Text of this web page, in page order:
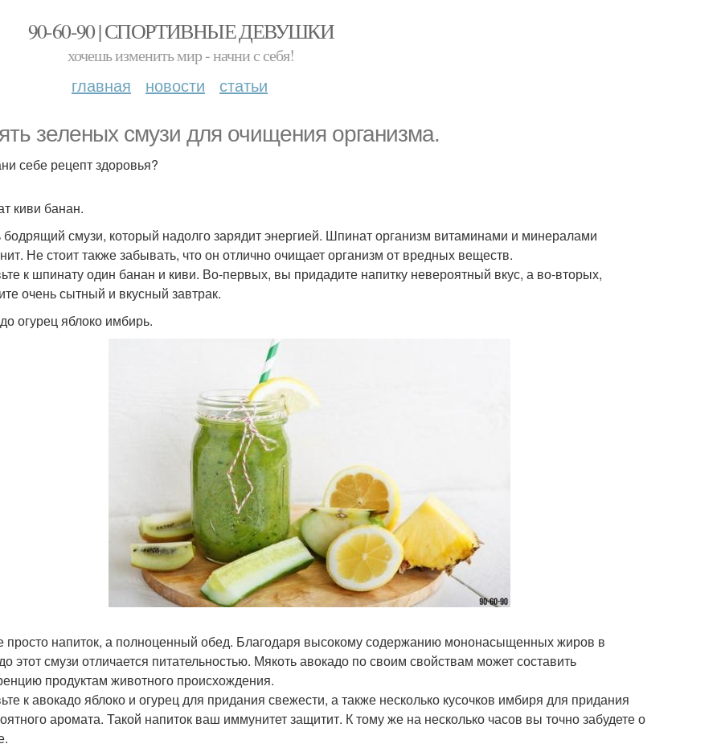
90-60-90 | СПОРТИВНЫЕ ДЕВУШКИ
хочешь изменить мир - начни с себя!
главная новости статьи
зеленых смузи для очищения организма.
себе рецепт здоровья?
киви банан.
смузи, который надолго зарядит энергией. Шпинат организм витаминами и минералами
Не стоит также забывать, что он отлично очищает организм от вредных веществ.
к шпинату один банан и киви. Во-первых, вы придадите напитку невероятный вкус, а во-вторых,
очень сытный и вкусный завтрак.
огурец яблоко имбирь.
просто напиток, а полноценный обед. Благодаря высокому содержанию мононасыщенных жиров в
этот смузи отличается питательностью. Мякоть авокадо по своим свойствам может составить
продуктам животного происхождения.
к авокадо яблоко и огурец для придания свежести, а также несколько кусочков имбиря для придания
аромата. Такой напиток ваш иммунитет защитит. К тому же на несколько часов вы точно забудете о